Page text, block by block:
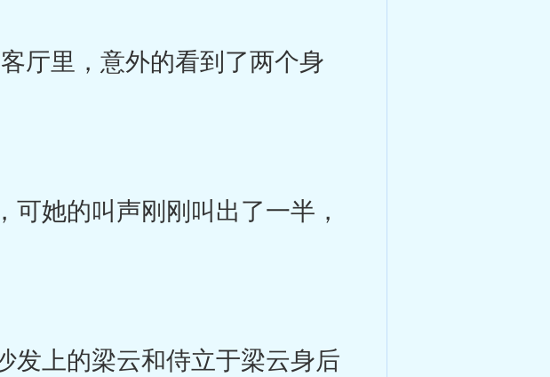
里，意外的看到了两个身
她的叫声刚刚叫出了一半，
上的梁云和侍立于梁云身后